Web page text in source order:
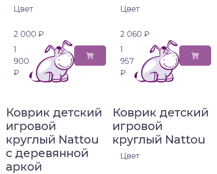
Цвет
2 000 ₽
1
900
₽
Цвет
2 060 ₽
1
957
₽
Коврик детский
игровой
круглый Nattou
с деревянной
аркой
Коврик детский
игровой
круглый Nattou
Цвет